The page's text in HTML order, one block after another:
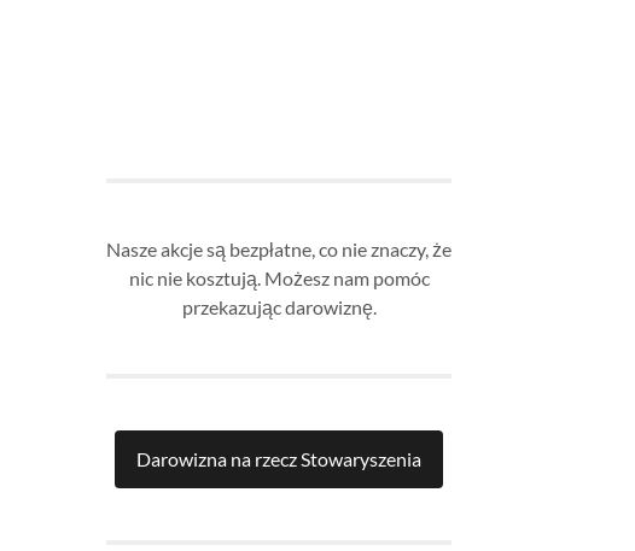
Nasze akcje są bezpłatne, co nie znaczy, że
nic nie kosztują. Możesz nam pomóc
przekazując darowiznę.
Darowizna na rzecz Stowaryszenia